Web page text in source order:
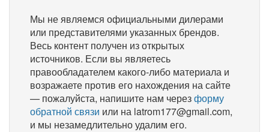
Мы не являемся официальными дилерами
или представителями указанных брендов.
Весь контент получен из открытых
источников. Если вы являетесь
правообладателем какого-либо материала и
возражаете против его нахождения на сайте
— пожалуйста, напишите нам черезформу
обратной связи или на latrom177@gmail.com,
и мы незамедлительно удалим его.